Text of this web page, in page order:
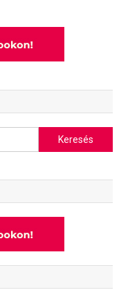
Keresés: